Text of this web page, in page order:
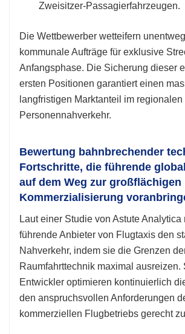
Zweisitzer-Passagierfahrzeugen.
Die Wettbewerber wetteifern
kommunale Aufträge für exklusive
Anfangsphase. Die Sicherung dieser
ersten Positionen garantiert einen
langfristigen Marktanteil im regionalen
Personennahverkehr.
Bewertung bahnbrechender
Fortschritte, die führende
auf dem Weg zur großflächigen
Kommerzialisierung
Laut einer Studie von Astute
führende Anbieter von Flugtaxis den
Nahverkehr, indem sie die Grenzen
Raumfahrttechnik maximal ausreizen.
Entwickler optimieren kontinuierlich
den anspruchsvollen Anforderungen
kommerziellen Flugbetriebs gerecht